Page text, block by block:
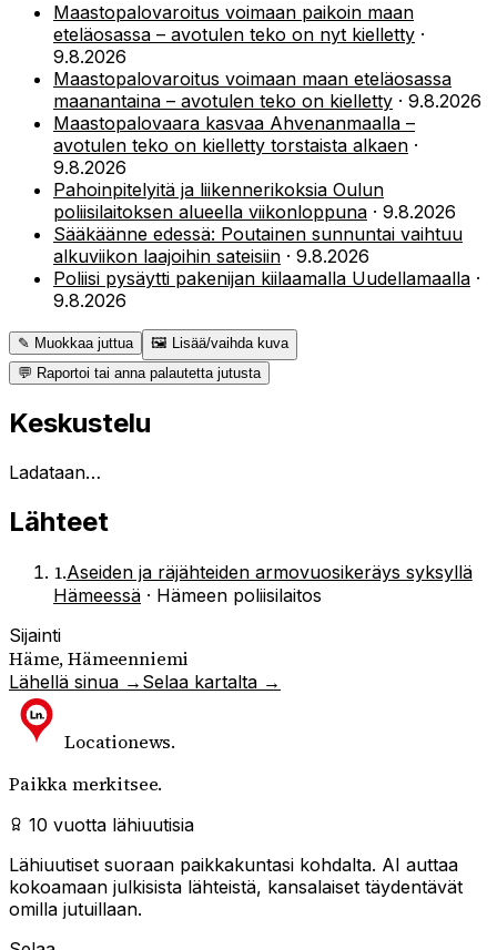
Maastopalovaroitus voimaan paikoin maan
eteläosassa – avotulen teko on nyt kielletty ·
9.8.2026
Maastopalovaroitus voimaan maan eteläosassa
maanantaina – avotulen teko on kielletty · 9.8.2026
Maastopalovaara kasvaa Ahvenanmaalla –
avotulen teko on kielletty torstaista alkaen ·
9.8.2026
Pahoinpitelyitä ja liikennerikoksia Oulun
poliisilaitoksen alueella viikonloppuna · 9.8.2026
Sääkäänne edessä: Poutainen sunnuntai vaihtuu
alkuviikon laajoihin sateisiin · 9.8.2026
Poliisi pysäytti pakenijan kiilaamalla Uudellamaalla ·
9.8.2026
✎ Muokkaa juttua
🖼 Lisää/vaihda kuva
💬 Raportoi tai anna palautetta jutusta
Keskustelu
Ladataan…
Lähteet
1.Aseiden ja räjähteiden armovuosikeräys syksyllä
Hämeessä · Hämeen poliisilaitos
Sijainti
Häme, Hämeenniemi
Lähellä sinua → Selaa kartalta →
Locationews.
Paikka merkitsee.
10 vuotta lähiuutisia
Lähiuutiset suoraan paikkakuntasi kohdalta. AI auttaa
kokoamaan julkisista lähteistä, kansalaiset täydentävät
omilla jutuillaan.